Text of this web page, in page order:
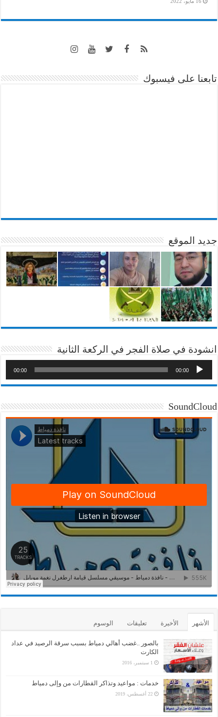
تابعنا على فيسبوك
جديد الموقع
انشودة في صلاة الفجر في الركعة الثانية
00:00
00:00
SoundCloud
الأشهر الأخيرة تعليقات الوسوم
بالصور ..غضب أهالي دمياط بسبب سرقة الرصيد في عداد
الكارت
1 سبتمبر، 2016
خدمات : مواعيد وتذاكر القطارات من وإلى دمياط
22 أغسطس، 2019